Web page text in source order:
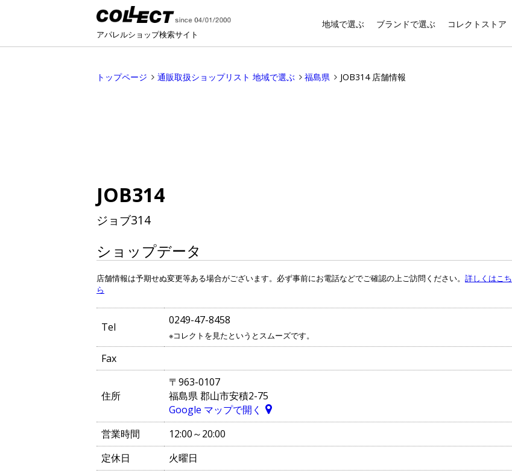
アパレルショップ検索サイト
地域で選ぶ ブランドで選ぶ コレクトストア
トップページ 通販取扱ショップリスト 地域で選ぶ 福島県 JOB314 店舗情報
JOB314
ジョブ314
ショップデータ
店舗情報は予期せぬ変更等ある場合がございます。必ず事前にお電話などでご確認の上ご訪問ください。 詳しくはこち
ら
Tel
0249-47-8458
※コレクトを見たというとスムーズです。
Fax
住所
〒963-0107
福島県 郡山市安積2-75
Google マップで開く
営業時間
12:00～20:00
定休日
火曜日